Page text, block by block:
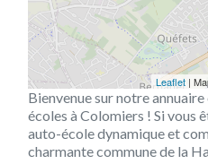
Leaflet |
Bienvenue sur notre
écoles à Colomiers ! Si vous
auto-école dynamique et
charmante commune de la